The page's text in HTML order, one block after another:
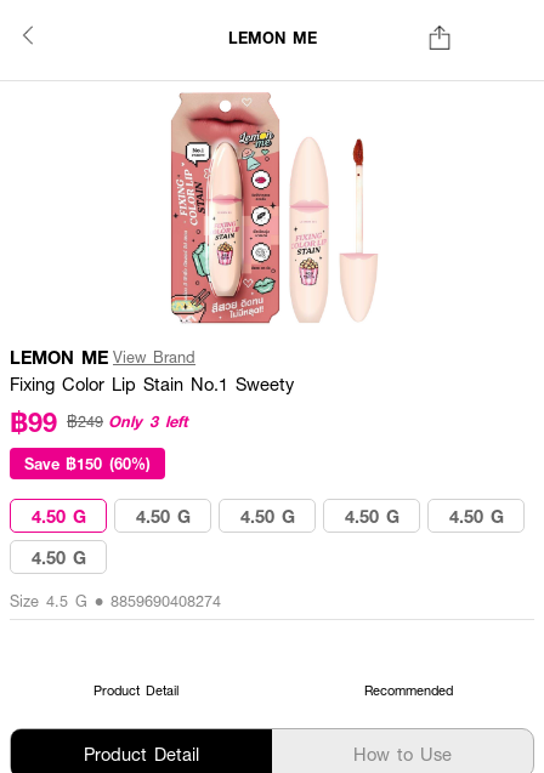
LEMON ME
LEMON ME View Brand
Fixing Color Lip Stain No.1 Sweety
฿99 ฿249 Only 3 left
Save ฿150 (60%)
4.50 G 4.50 G 4.50 G 4.50 G
4.50 G
4.50 G
Size 4.5 G • 8859690408274
Product Detail Recommended
Product Detail How to Use